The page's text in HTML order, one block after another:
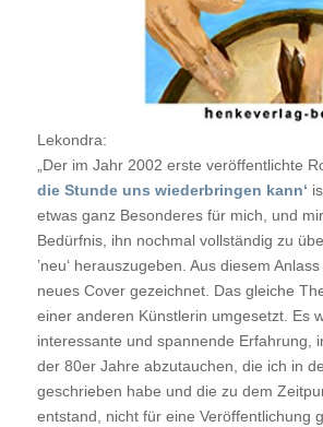
Lekondra:
„Der im Jahr 2002 erste veröffentlichte
die Stunde uns wiederbringen kann‘
etwas ganz Besonderes für mich, und
Bedürfnis, ihn nochmal vollständig zu
’neu‘ herauszugeben. Aus diesem
neues Cover gezeichnet. Das gleiche
einer anderen Künstlerin umgesetzt. Es
interessante und spannende Erfahrung,
der 80er Jahre abzutauchen, die ich in
geschrieben habe und die zu dem
entstand, nicht für eine Veröffentlichung